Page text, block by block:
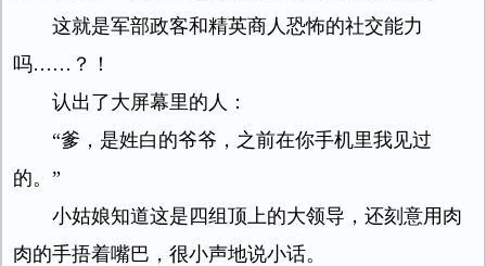
这就是军部政客和精英商人恐怖的社交能力
吗……？！
认出了大屏幕里的人：
“爹，是姓白的爷爷，之前在你手机里我见过
的。”
小姑娘知道这是四组顶上的大领导，还刻意用肉
肉的手捂着嘴巴，很小声地说小话。